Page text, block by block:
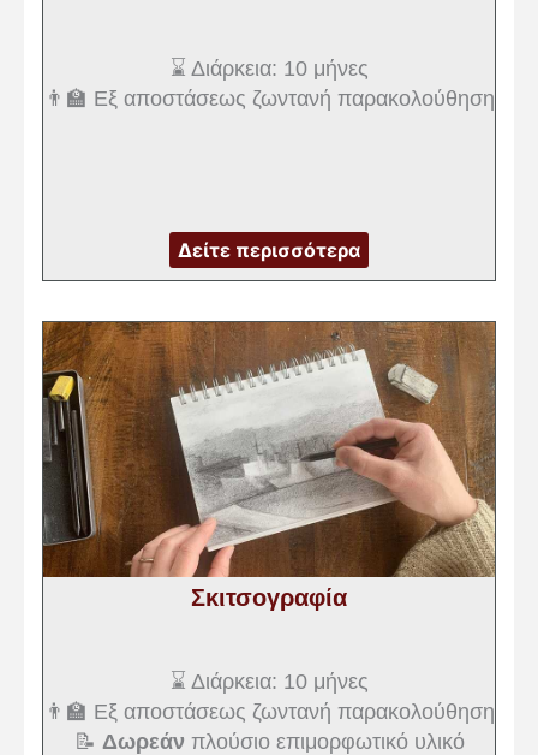
⌛ Διάρκεια: 10 μήνες
👨‍🏫 Εξ αποστάσεως ζωντανή παρακολούθηση
Δείτε περισσότερα
Σκιτσογραφία
⌛ Διάρκεια: 10 μήνες
👨‍🏫 Εξ αποστάσεως ζωντανή παρακολούθηση
📝 Δωρεάν πλούσιο επιμορφωτικό υλικό